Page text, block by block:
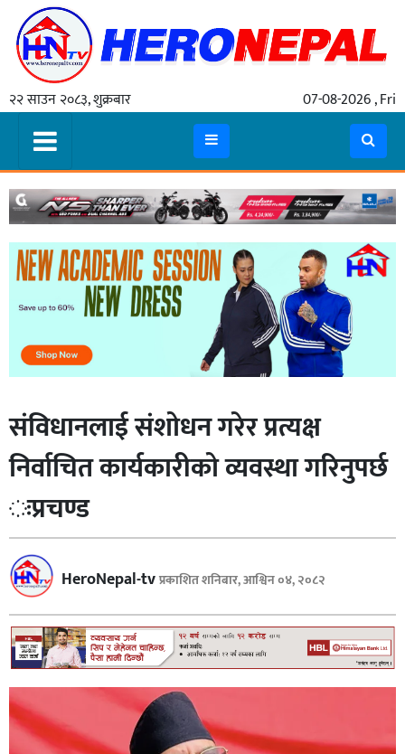
२२ साउन २०८३, शुक्रबार 07-08-2026 , Fri
होमपेज
समाचार
राजनीति
सरकार
धर्म
/
संस्कृति
पर्व
राशिफल
खेलकुद
अर्थतन्त्र
विजनेस
मनोरन्जन
भिडियो
/
साहित्य
अन्तर्राष्ट्रिय
प्रवास
संविधानलाई संशोधन गरेर प्रत्यक्ष
निर्वाचित कार्यकारीको व्यवस्था गरिनुपर्छ
ःप्रचण्ड
HeroNepal-tvप्रकाशित शनिबार, आश्विन ०४, २०८२